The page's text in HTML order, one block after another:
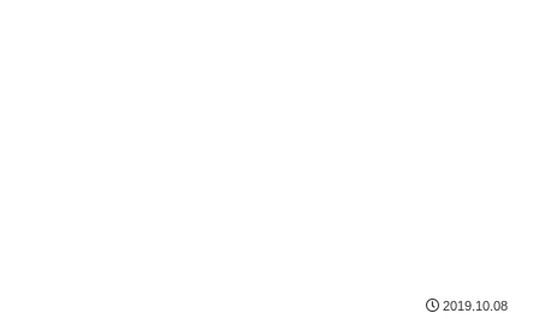
2019.10.08